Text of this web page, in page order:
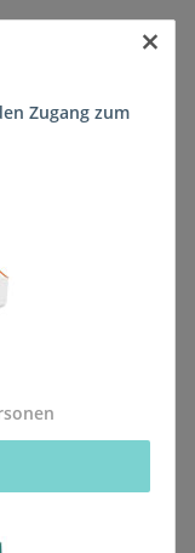
direkt an
Schule FSP
×
Zugang zum